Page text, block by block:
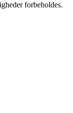
forbeholdes.